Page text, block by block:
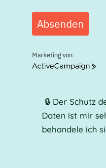
Absenden
Marketing von
ActiveCampaign
🔒 Der Schutz
Daten ist mir
behandele ich